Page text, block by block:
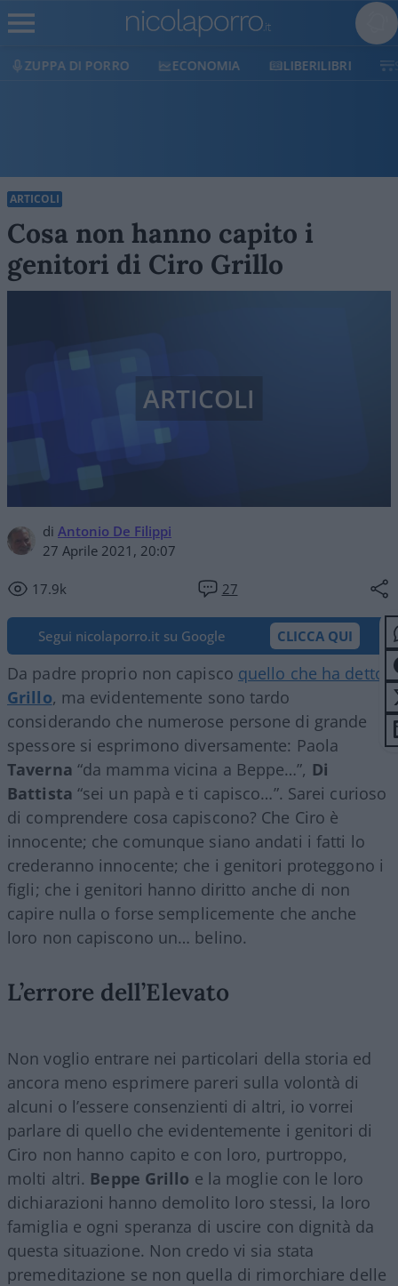
ZUPPA DI PORRO ECONOMIA LIBERILIBRI
ARTICOLI
Cosa non hanno capito i
genitori di Ciro Grillo
di Antonio De Filippi
27 Aprile 2021, 20:07
17.9k 27
ARTICOLI
Segui nicolaporro.it su Google CLICCA QUI
Da padre proprio non capisco quello che ha detto
Grillo, ma evidentemente sono tardo
considerando che numerose persone di grande
spessore si esprimono diversamente: Paola
Taverna “da mamma vicina a Beppe…”, Di
Battista “sei un papà e ti capisco…”. Sarei curioso
di comprendere cosa capiscono? Che Ciro è
innocente; che comunque siano andati i fatti lo
crederanno innocente; che i genitori proteggono i
figli; che i genitori hanno diritto anche di non
capire nulla o forse semplicemente che anche
loro non capiscono un… belino.
L’errore dell’Elevato
Non voglio entrare nei particolari della storia ed
ancora meno esprimere pareri sulla volontà di
alcuni o l’essere consenzienti di altri, io vorrei
parlare di quello che evidentemente i genitori di
Ciro non hanno capito e con loro, purtroppo,
molti altri. Beppe Grillo e la moglie con le loro
dichiarazioni hanno demolito loro stessi, la loro
famiglia e ogni speranza di uscire con dignità da
questa situazione. Non credo vi sia stata
premeditazione se non quella di rimorchiare delle